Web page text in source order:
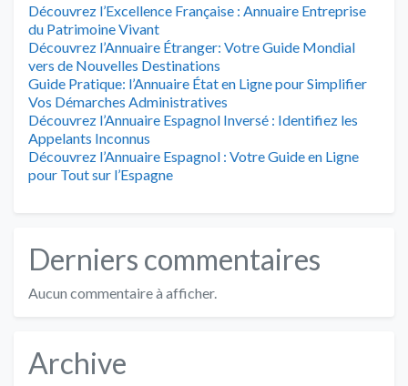
Découvrez l’Excellence Française : Annuaire Entreprise
du Patrimoine Vivant
Découvrez l’Annuaire Étranger: Votre Guide Mondial
vers de Nouvelles Destinations
Guide Pratique: l’Annuaire État en Ligne pour Simplifier
Vos Démarches Administratives
Découvrez l’Annuaire Espagnol Inversé : Identifiez les
Appelants Inconnus
Découvrez l’Annuaire Espagnol : Votre Guide en Ligne
pour Tout sur l’Espagne
Derniers commentaires
Aucun commentaire à afficher.
Archive